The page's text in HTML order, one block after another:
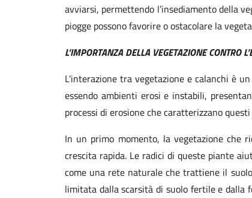
avviarsi, permettendo l’insediamento della
piogge possono favorire o ostacolare la
L’IMPORTANZA DELLA VEGETAZIONE CONTRO
L'interazione tra vegetazione e calanchi è
essendo ambienti erosi e instabili,
processi di erosione che caratterizzano questi
In un primo momento, la vegetazione che
crescita rapida. Le radici di queste piante
come una rete naturale che trattiene il
limitata dalla scarsità di suolo fertile e dalla